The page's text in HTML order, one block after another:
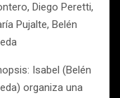
Diego Peretti,
Pujalte, Belén
Isabel (Belén
organiza una